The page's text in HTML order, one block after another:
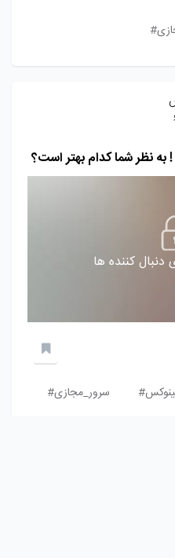
به نظر شما کدام بهتر است؟
دنبال کننده ها
سرور_مجازی#